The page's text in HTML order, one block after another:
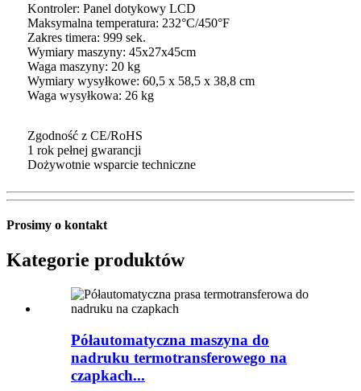
Kontroler: Panel dotykowy LCD
Maksymalna temperatura: 232°C/450°F
Zakres timera: 999 sek.
Wymiary maszyny: 45x27x45cm
Waga maszyny: 20 kg
Wymiary wysyłkowe: 60,5 x 58,5 x 38,8 cm
Waga wysyłkowa: 26 kg
Zgodność z CE/RoHS
1 rok pełnej gwarancji
Dożywotnie wsparcie techniczne
Prosimy o kontakt
Kategorie produktów
Półautomatyczna maszyna do
nadruku termotransferowego na
czapkach...